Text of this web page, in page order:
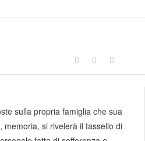
sulla propria famiglia che sua
si rivelerà il tassello di